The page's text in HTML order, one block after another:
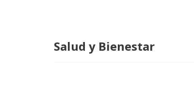
Salud y Bienestar